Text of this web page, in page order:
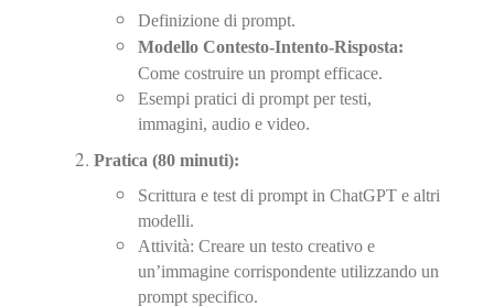
Definizione di prompt.
Modello Contesto-Intento-Risposta:
Come costruire un prompt efficace.
Esempi pratici di prompt per testi,
immagini, audio e video.
Pratica (80 minuti):
Scrittura e test di prompt in ChatGPT e altri
modelli.
Attività: Creare un testo creativo e
un’immagine corrispondente utilizzando un
prompt specifico.